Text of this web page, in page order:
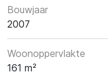
Bouwjaar
2007
Woonoppervlakte
161 m²